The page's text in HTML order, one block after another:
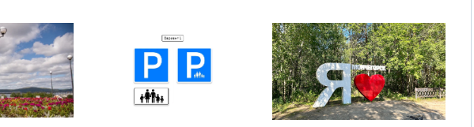
дня
мира
и фотографов